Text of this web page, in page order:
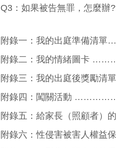
Q3：如果被告無罪
附錄一：我的出庭準
附錄二：我的情緒
附錄三：我的出庭後
附錄四：闖關活動
附錄五：給家長（照
附錄六：性侵害被害